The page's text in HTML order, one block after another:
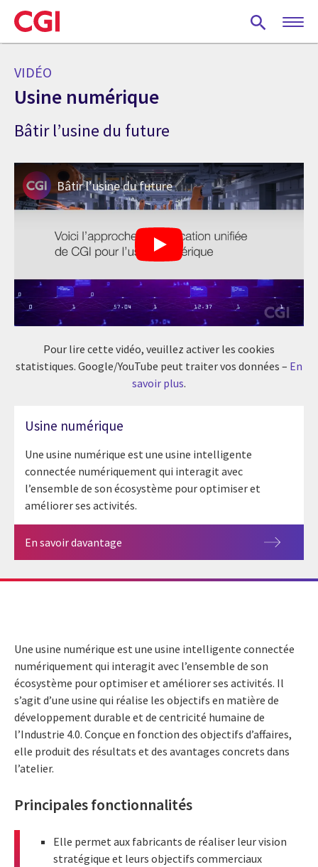
Skip
to
main
VIDÉO
Usine numérique
Bâtir l’usine du future
Bâtir l’usine du future
Pour lire cette vidéo, veuillez activer les cookies
statistiques. Google/YouTube peut traiter vos données – En
savoir plus.
Usine numérique
Une usine numérique est une usine intelligente
connectée numériquement qui interagit avec
l’ensemble de son écosystème pour optimiser et
améliorer ses activités.
En savoir davantage
Une usine numérique est une usine intelligente connectée
numériquement qui interagit avec l’ensemble de son
écosystème pour optimiser et améliorer ses activités. Il
s’agit d’une usine qui réalise les objectifs en matière de
développement durable et de centricité humaine de
l’Industrie 4.0. Conçue en fonction des objectifs d’affaires,
elle produit des résultats et des avantages concrets dans
l’atelier.
Principales fonctionnalités
Elle permet aux fabricants de réaliser leur vision
stratégique et leurs objectifs commerciaux